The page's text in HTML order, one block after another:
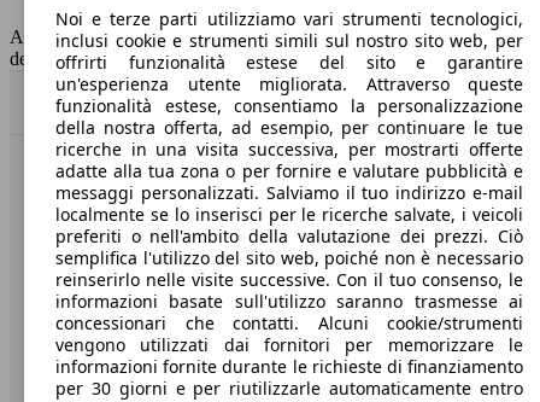
Capacità del serbatoio
60 l
AutoScout24 non si assume alcuna responsabilità per la correttezza
dei dati.
Torna su
Benvenuti su AutoScout24, il mercato auto europeo.
Società
A proposito di AutoScout24
Stampa
Media
Noi e terze parti utilizziamo vari strumenti tecnologici,
inclusi cookie e strumenti simili sul nostro sito web, per
offrirti funzionalità estese del sito e garantire
un'esperienza utente migliorata. Attraverso queste
funzionalità estese, consentiamo la personalizzazione
della nostra offerta, ad esempio, per continuare le tue
ricerche in una visita successiva, per mostrarti offerte
adatte alla tua zona o per fornire e valutare pubblicità e
messaggi personalizzati. Salviamo il tuo indirizzo e-mail
localmente se lo inserisci per le ricerche salvate, i veicoli
preferiti o nell'ambito della valutazione dei prezzi. Ciò
semplifica l'utilizzo del sito web, poiché non è necessario
reinserirlo nelle visite successive. Con il tuo consenso, le
informazioni basate sull'utilizzo saranno trasmesse ai
concessionari che contatti. Alcuni cookie/strumenti
vengono utilizzati dai fornitori per memorizzare le
informazioni fornite durante le richieste di finanziamento
per 30 giorni e per riutilizzarle automaticamente entro